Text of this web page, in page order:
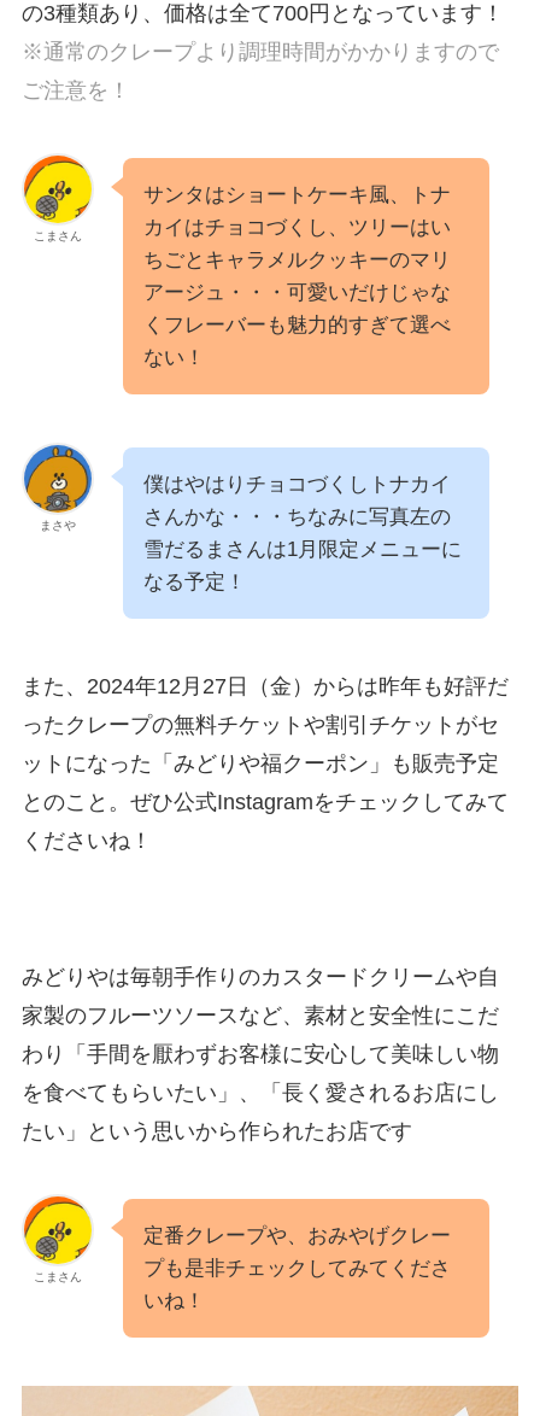
の3種類あり、価格は全て700円となっています！
※通常のクレープより調理時間がかかりますので
ご注意を！
こまさん
サンタはショートケーキ風、トナ
カイはチョコづくし、ツリーはい
ちごとキャラメルクッキーのマリ
アージュ・・・可愛いだけじゃな
くフレーバーも魅力的すぎて選べ
ない！
まさや
僕はやはりチョコづくしトナカイ
さんかな・・・ちなみに写真左の
雪だるまさんは1月限定メニューに
なる予定！
また、2024年12月27日（金）からは昨年も好評だ
ったクレープの無料チケットや割引チケットがセ
ットになった「みどりや福クーポン」も販売予定
とのこと。ぜひ公式Instagramをチェックしてみて
くださいね！
みどりやは毎朝手作りのカスタードクリームや自
家製のフルーツソースなど、素材と安全性にこだ
わり「手間を厭わずお客様に安心して美味しい物
を食べてもらいたい」、「長く愛されるお店にし
たい」という思いから作られたお店です
こまさん
定番クレープや、おみやげクレー
プも是非チェックしてみてくださ
いね！